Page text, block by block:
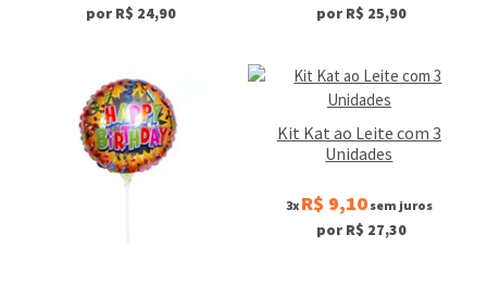
por R$ 24,90 por R$ 25,90
Kit Kat ao Leite com 3
Unidades
3x R$ 9,10sem juros
por R$ 27,30